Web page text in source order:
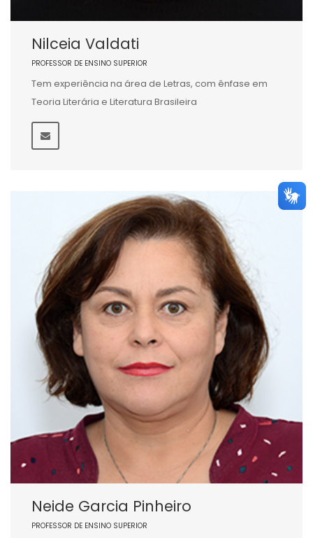
Nilceia Valdati
PROFESSOR DE ENSINO SUPERIOR
Tem experiência na área de Letras, com ênfase em
Teoria Literária e Literatura Brasileira
Neide Garcia Pinheiro
PROFESSOR DE ENSINO SUPERIOR